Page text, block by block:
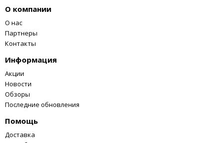
О компании
О нас
Партнеры
Контакты
Информация
Акции
Новости
Обзоры
Последние обновления
Помощь
Доставка